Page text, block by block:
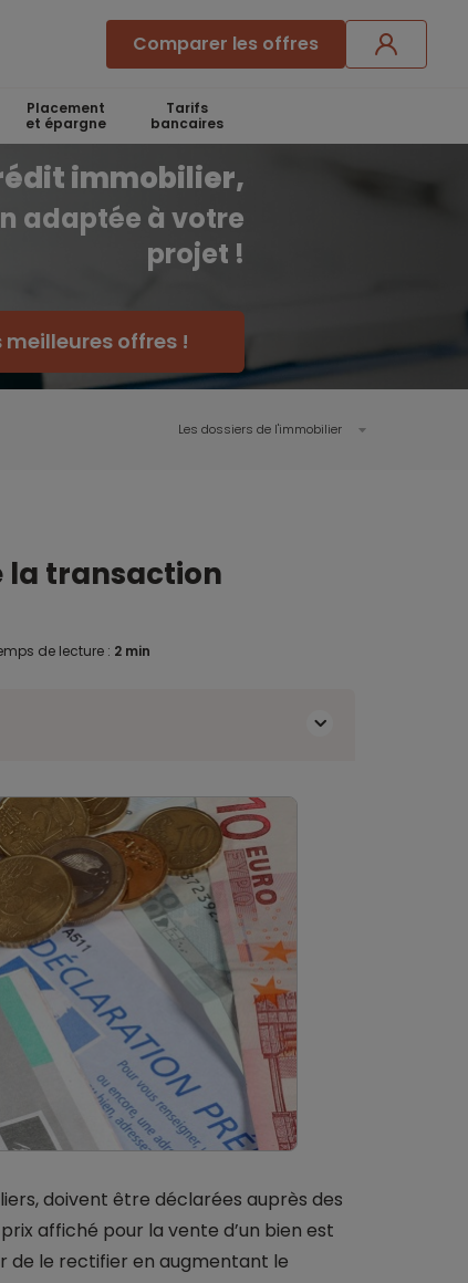
Comparer les offres
Placement
et épargne
Tarifs
bancaires
immobilier,
adaptée à votre
projet !
offres !
Les dossiers de l'immobilier
la transaction
de lecture : 2 min
doivent être déclarées auprès des
affiché pour la vente d’un bien est
de le rectifier en augmentant le